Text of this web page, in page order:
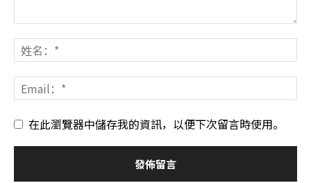
在此瀏覽器中儲存我的資訊，以便下次留言時使用。